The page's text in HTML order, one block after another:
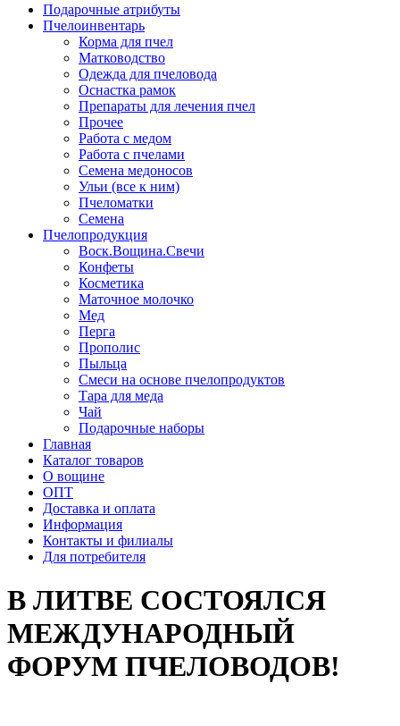
Подарочные атрибуты
Пчелоинвентарь
Корма для пчел
Матководство
Одежда для пчеловода
Оснастка рамок
Препараты для лечения пчел
Прочее
Работа с медом
Работа с пчелами
Семена медоносов
Ульи (все к ним)
Пчеломатки
Семена
Пчелопродукция
Воск.Вощина.Свечи
Конфеты
Косметика
Маточное молочко
Мед
Перга
Прополис
Пыльца
Смеси на основе пчелопродуктов
Тара для меда
Чай
Подарочные наборы
Главная
Каталог товаров
О вощине
ОПТ
Доставка и оплата
Информация
Контакты и филиалы
Для потребителя
В ЛИТВЕ СОСТОЯЛСЯ
МЕЖДУНАРОДНЫЙ
ФОРУМ ПЧЕЛОВОДОВ!